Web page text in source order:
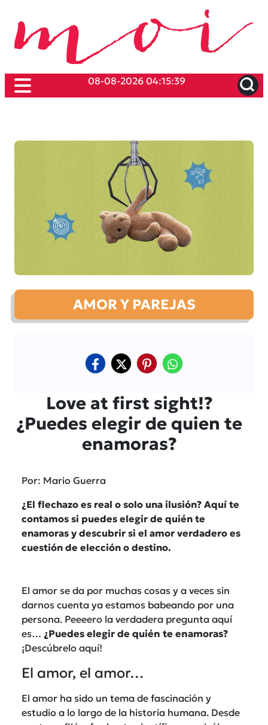
08-08-2026 04:15:39
AMOR Y PAREJAS
Love at first sight!?
¿Puedes elegir de quien te
enamoras?
Por: Mario Guerra
¿El flechazo es real o solo una ilusión? Aquí te
contamos si puedes elegir de quién te
enamoras y descubrir si el amor verdadero es
cuestión de elección o destino.
El amor se da por muchas cosas y a veces sin
darnos cuenta ya estamos babeando por una
persona. Peeeero la verdadera pregunta aquí
es… ¿Puedes elegir de quién te enamoras?
¡Descúbrelo aquí!
El amor, el amor…
El amor ha sido un tema de fascinación y
estudio a lo largo de la historia humana. Desde